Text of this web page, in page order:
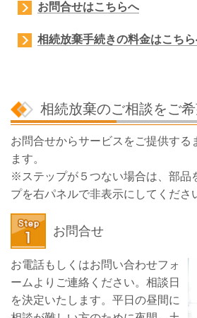
お問合せはこちらへ
相続放棄手続きの料金はこち
相続放棄のご相談をご
お問合せからサービスをご提供する
ます。
※ステップが５つない場合は、部品
プを右パネルで非表示にしてくださ
お問合せ
お電話もしくはお問い合わせフォ
ームよりご連絡ください。相談日
を決定いたします。平日の昼間に